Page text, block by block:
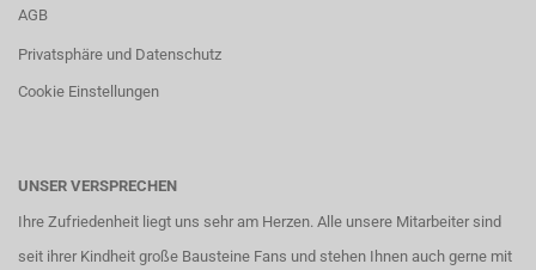
AGB
Privatsphäre und Datenschutz
Cookie Einstellungen
UNSER VERSPRECHEN
Ihre Zufriedenheit liegt uns sehr am Herzen. Alle unsere Mitarbeiter sind
seit ihrer Kindheit große Bausteine Fans und stehen Ihnen auch gerne mit